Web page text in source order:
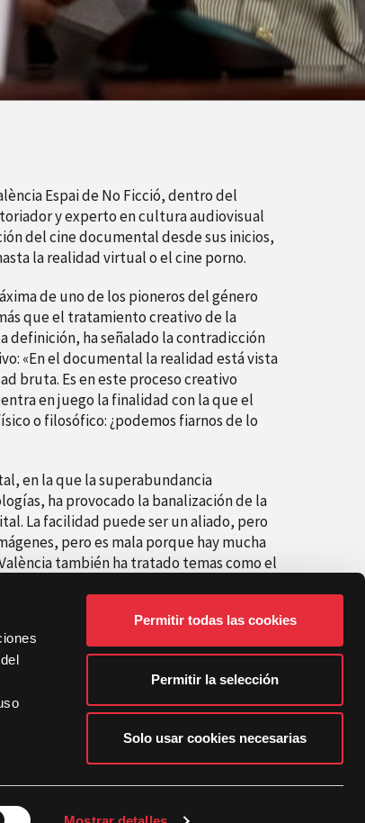
Permitir todas las cookies
Permitir la selección
Solo usar cookies necesarias
Espai de No Ficció, dentro del
y experto en cultura audiovisual
del cine documental desde sus inicios,
la realidad virtual o el cine porno.
de uno de los pioneros del género
que el tratamiento creativo de la
definición, ha señalado la contradicción
«En el documental la realidad está vista
bruta. Es en este proceso creativo
en juego la finalidad con la que el
o filosófico: ¿podemos fiarnos de lo
en la que la superabundancia
ha provocado la banalización de la
La facilidad puede ser un aliado, pero
pero es mala porque hay mucha
también ha tratado temas como el
DocsValència acoge la primera «Roda de Guions» de EDAV e IVC dedicada en exclusiva a proyectos documentales